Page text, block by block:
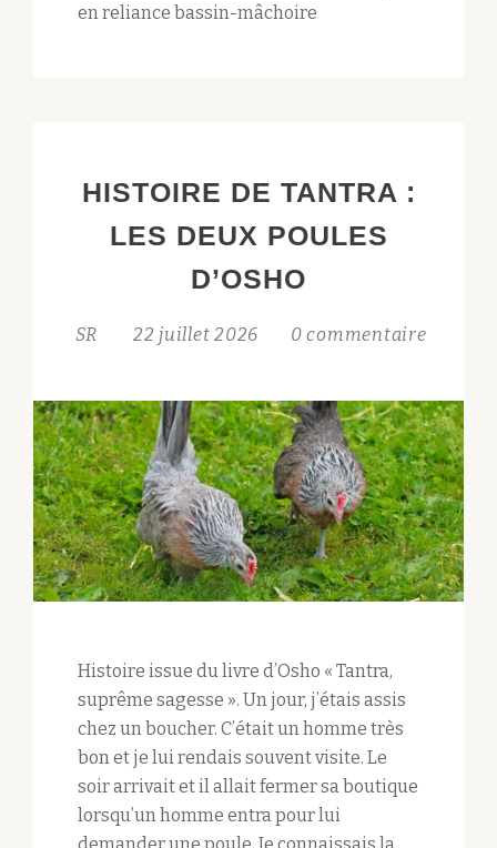
en reliance bassin-mâchoire
HISTOIRE DE TANTRA :
LES DEUX POULES
D’OSHO
SR 22 juillet 2026 0 commentaire
Histoire issue du livre d’Osho « Tantra,
suprême sagesse ». Un jour, j’étais assis
chez un boucher. C’était un homme très
bon et je lui rendais souvent visite. Le
soir arrivait et il allait fermer sa boutique
lorsqu’un homme entra pour lui
demander une poule. Je connaissais la